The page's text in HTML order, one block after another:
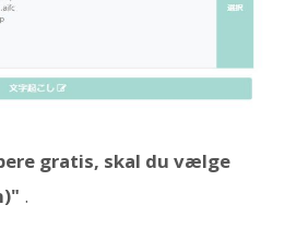
gratis, skal du vælge
.